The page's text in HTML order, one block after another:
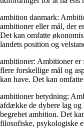
ambition danmark:
ambitioner eller mål, der
Det kan omfatte
landets position og
ambitioner: Ambitioner er
flere forskellige mål og
kan have. Det kan
ambitioner betydning:
afdække de dybere lag og
begrebet ambition. Det
filosofiske, psykologiske